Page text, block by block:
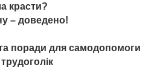
красти?
– доведено!
поради для самодопомоги